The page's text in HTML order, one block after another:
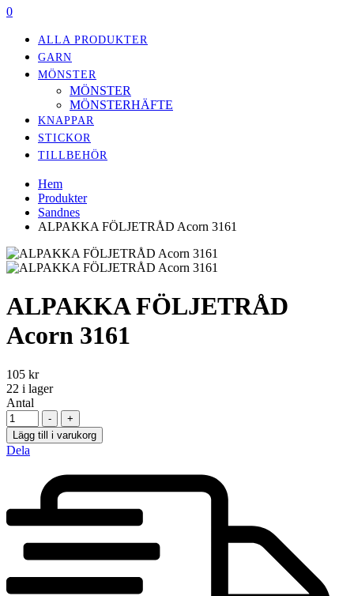
0
ALLA PRODUKTER
GARN
MÖNSTER
MÖNSTER
MÖNSTERHÄFTE
KNAPPAR
STICKOR
TILLBEHÖR
Hem
Produkter
Sandnes
ALPAKKA FÖLJETRÅD Acorn 3161
ALPAKKA FÖLJETRÅD
Acorn 3161
105 kr
22 i lager
Antal
-
+
Lägg till i varukorg
Dela